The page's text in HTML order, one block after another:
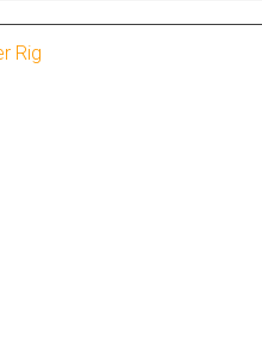
Rig